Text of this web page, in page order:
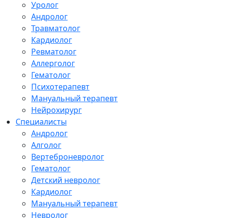
Уролог
Андролог
Травматолог
Кардиолог
Ревматолог
Аллерголог
Гематолог
Психотерапевт
Мануальный терапевт
Нейрохирург
Специалисты
Андролог
Алголог
Вертеброневролог
Гематолог
Детский невролог
Кардиолог
Мануальный терапевт
Невролог